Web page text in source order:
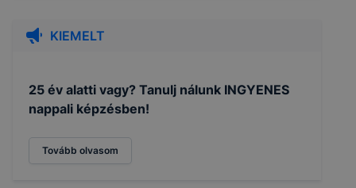
KIEMELT
25 év alatti vagy? Tanulj nálunk INGYENES
nappali képzésben!
Tovább olvasom